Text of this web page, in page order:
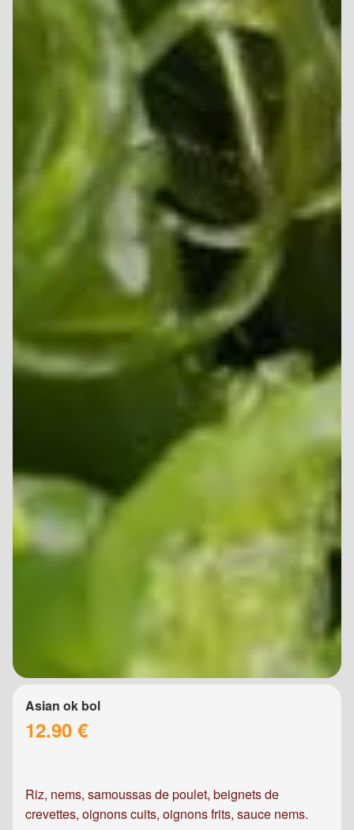
Asian ok bol
12.90 €
Riz, nems, samoussas de poulet, beignets de
crevettes, oignons cuits, oignons frits, sauce nems.